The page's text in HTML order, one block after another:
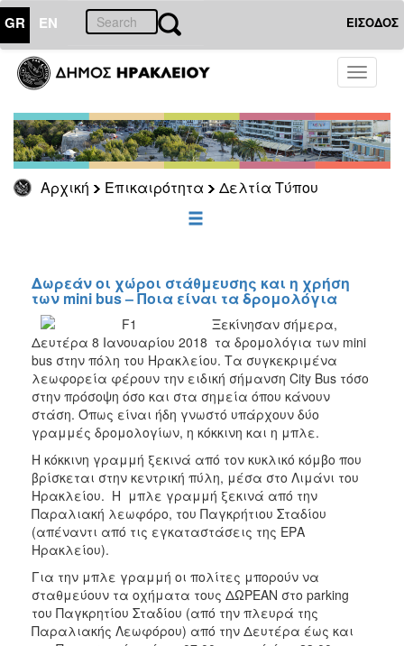
GR EN ΕΙΣΟΔΟΣ
Toggle
Αρχική Επικαιρότητα Δελτία Τύπου
ΕΠΙΚΑΙΡΟΤΗΤΑ
Τύπου
Αρχείο
ΗΡΑΚΛΕΙΟ
Δωρεάν οι χώροι στάθμευσης και η χρήση
των mini bus – Ποια είναι τα δρομολόγια
Ξεκίνησαν σήμερα,
Δευτέρα 8 Ιανουαρίου 2018 τα δρομολόγια των mini
bus στην πόλη του Ηρακλείου. Τα συγκεκριμένα
λεωφορεία φέρουν την ειδική σήμανση City Bus τόσο
στην πρόσοψη όσο και στα σημεία όπου κάνουν
στάση. Όπως είναι ήδη γνωστό υπάρχουν δύο
γραμμές δρομολογίων, η κόκκινη και η μπλε.
Η κόκκινη γραμμή ξεκινά από τον κυκλικό κόμβο που
βρίσκεται στην κεντρική πύλη, μέσα στο Λιμάνι του
Ηρακλείου. Η μπλε γραμμή ξεκινά από την
Παραλιακή λεωφόρο, του Παγκρήτιου Σταδίου
(απέναντι από τις εγκαταστάσεις της ΕΡΑ
Ηρακλείου).
Για την μπλε γραμμή οι πολίτες μπορούν να
σταθμεύουν τα οχήματα τους ΔΩΡΕΑΝ στο parking
του Παγκρητίου Σταδίου (από την πλευρά της
Παραλιακής Λεωφόρου) από την Δευτέρα έως και